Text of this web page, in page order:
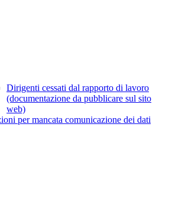
Dirigenti cessati dal rapporto di lavoro
(documentazione da pubblicare sul sito
web)
per mancata comunicazione dei dati